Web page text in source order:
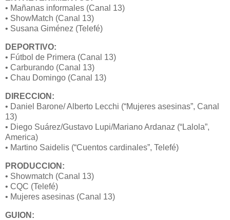
• Mañanas informales (Canal 13)
• ShowMatch (Canal 13)
• Susana Giménez (Telefé)
DEPORTIVO:
• Fútbol de Primera (Canal 13)
• Carburando (Canal 13)
• Chau Domingo (Canal 13)
DIRECCION:
• Daniel Barone/ Alberto Lecchi (“Mujeres asesinas”, Canal
13)
• Diego Suárez/Gustavo Lupi/Mariano Ardanaz (“Lalola”,
America)
• Martino Saidelis (“Cuentos cardinales”, Telefé)
PRODUCCION:
• Showmatch (Canal 13)
• CQC (Telefé)
• Mujeres asesinas (Canal 13)
GUION: